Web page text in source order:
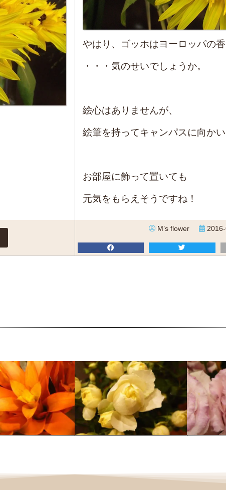
やはり、ゴッホはヨーロッパの香
・・・気のせいでしょうか。
絵心はありませんが、
絵筆を持ってキャンパスに向かい
お部屋に飾って置いても
元気をもらえそうですね！
M’s flower